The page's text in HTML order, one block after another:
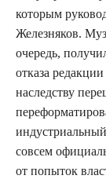
которым
Железняков.
очередь,
отказа
наследству
совсем
от попыток